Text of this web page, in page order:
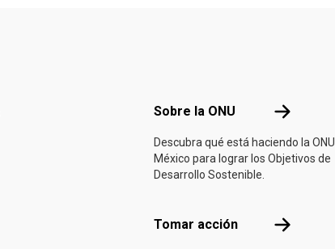
Sobre la ONU Sobre la
Descubra qué está haciendo la
México para lograr los Objetivos de
Desarrollo Sostenible.
Tomar acción Tomar